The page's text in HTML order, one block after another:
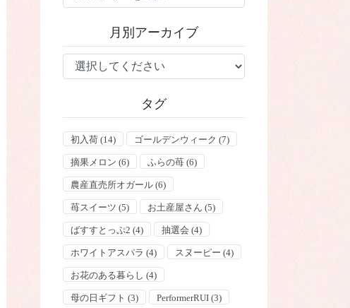
テ
ー
月別アーカイブ
タグ
初入荷 (14) ゴールデンウィーク (7)
摘果メロン (6) ふらの苺 (6)
農産直売所オガール (6)
苺スイーツ (5) お土産屋さん (5)
ばすすとっぷ2 (4) 抽選会 (4)
ホワイトアスパラ (4) スヌーピー (4)
お花のある暮らし (4)
母の日ギフト (3) PerformerRUI (3)